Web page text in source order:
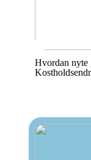
Hvordan nyte